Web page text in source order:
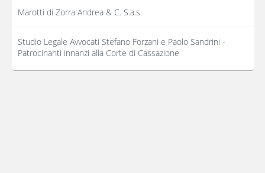
Marotti di Zorra Andrea & C. S.a.s.
Studio Legale Avvocati Stefano Forzani e Paolo Sandrini -
Patrocinanti innanzi alla Corte di Cassazione